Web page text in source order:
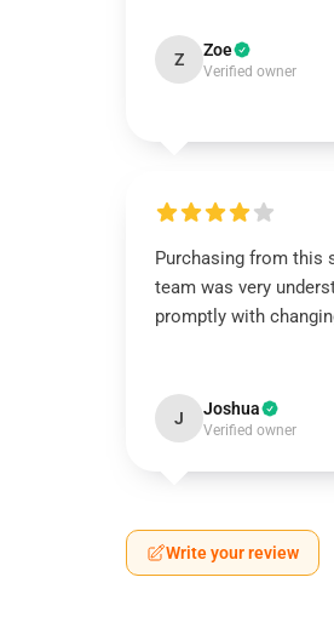
Z Zoe
Verified owner
Purchasing from this
team was very
promptly with
J Joshua
Verified owner
Write your review